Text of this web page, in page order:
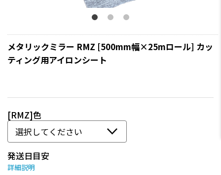
メタリックミラー RMZ [500mm幅×25mロール] カッ
ティング用アイロンシート
[RMZ]色
発送日目安
詳細説明